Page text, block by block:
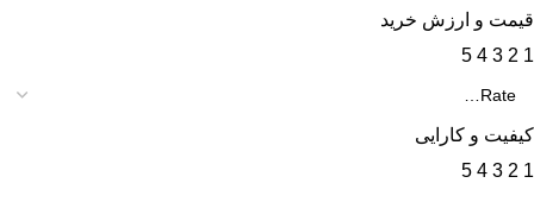
قیمت و ارزش خرید
1
2
3
4
5
کیفیت و کارایی
1
2
3
4
5